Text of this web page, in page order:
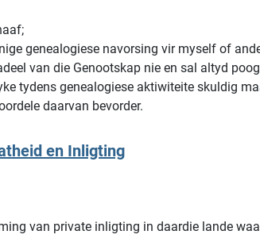
genealogiese navorsing vir myself of
van die Genootskap nie en sal altyd
tydens genealogiese aktiwiteite skuldig
daarvan bevorder.
en Inligting
van private inligting in daardie lande